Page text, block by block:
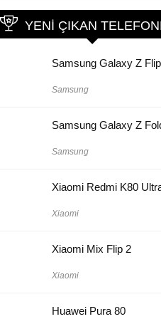
YENI ÇIKAN
Samsung Galaxy Z
Samsung
Samsung Galaxy Z
Samsung
Xiaomi Redmi K80
Xiaomi
Xiaomi Mix Flip 2
Xiaomi
Huawei Pura 80